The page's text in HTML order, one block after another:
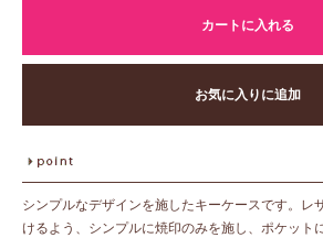
カートに入れる
お気に入りに追加
シンプルなデザインを施したキーケースです。レ
けるよう、シンプルに焼印のみを施し、ポケット